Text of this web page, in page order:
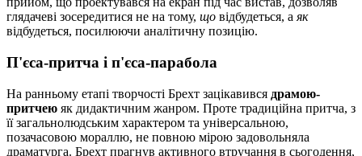
глядачеві зосередитися не на тому, що відбудеться, а як
відбудеться, посилюючи аналітичну позицію.
П'єса-притча і п'єса-парабола
На ранньому етапі творчості Брехт зацікавився драмою-
притчею як дидактичним жанром. Проте традиційна притча, з
її загальнолюдським характером та універсальною,
позачасовою мораллю, не повною мірою задовольняла
драматурга. Брехт прагнув активного втручання в сьогодення,